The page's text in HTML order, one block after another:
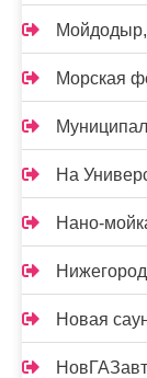
Морская
На
Нано-
Новая